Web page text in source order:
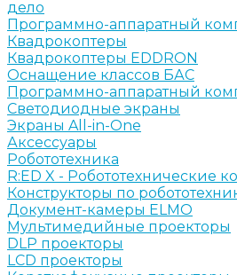
дело
Программно-аппаратный
Квадрокоптеры
Квадрокоптеры EDDRON
Оснащение классов БАС
Программно-аппаратный
Светодиодные экраны
Экраны All-in-One
Аксессуары
Робототехника
R:ED X - Робототехнические
Конструкторы по
Документ-камеры ELMO
Мультимедийные проекторы
DLP проекторы
LCD проекторы